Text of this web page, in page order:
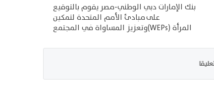
بنك الإمارات دبي الوطني-مصر يقوم بالتوقيع
على مبادئ الأمم المتحدة لتمكين
المرأة (WEPs)وتعزيز المساواة في المجتمع